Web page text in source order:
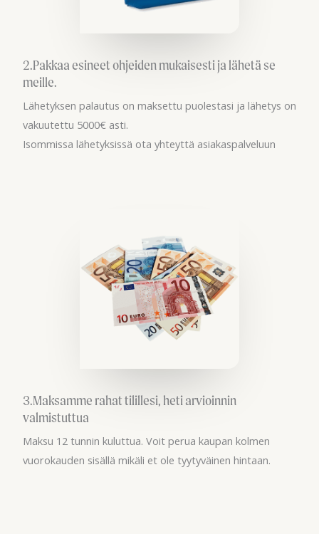
2.Pakkaa esineet ohjeiden mukaisesti ja lähetä se
meille.
Lähetyksen palautus on maksettu puolestasi ja lähetys on
vakuutettu 5000€ asti.
Isommissa lähetyksissä ota yhteyttä asiakaspalveluun
3.Maksamme rahat tilillesi, heti arvioinnin
valmistuttua
Maksu 12 tunnin kuluttua. Voit perua kaupan kolmen
vuorokauden sisällä mikäli et ole tyytyväinen hintaan.